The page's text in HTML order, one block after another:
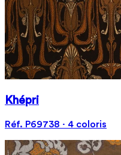
Khépri
Réf. P69738 · 4 coloris